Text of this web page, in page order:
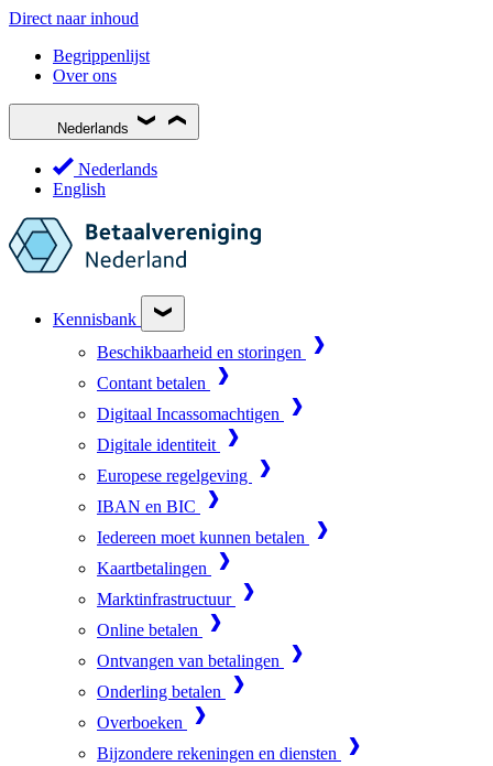
Direct naar inhoud
Begrippenlijst
Over ons
Nederlands
Nederlands
English
Kennisbank
Beschikbaarheid en storingen
Contant betalen
Digitaal Incassomachtigen
Digitale identiteit
Europese regelgeving
IBAN en BIC
Iedereen moet kunnen betalen
Kaartbetalingen
Marktinfrastructuur
Online betalen
Ontvangen van betalingen
Onderling betalen
Overboeken
Bijzondere rekeningen en diensten